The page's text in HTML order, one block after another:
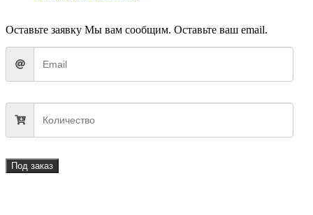
Оставьте заявку Мы вам сообщим. Оставьте ваш email.
Под заказ